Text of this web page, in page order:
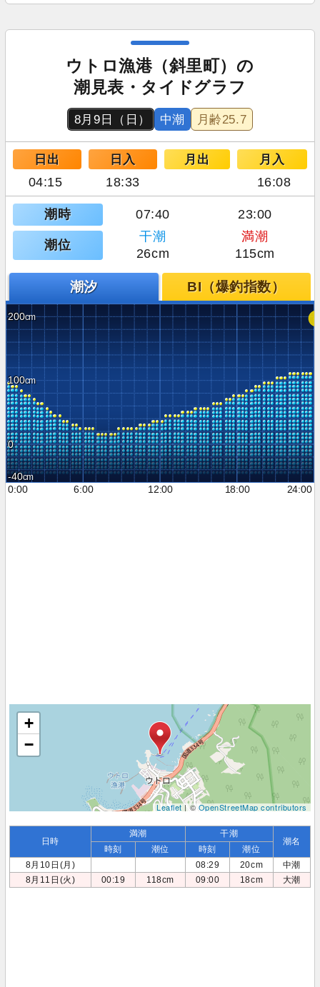
ウトロ漁港（斜里町）の
潮見表・タイドグラフ
8月9日（日） 中潮 月齢25.7
日出 日入 月出 月入
04:15 18:33 16:08
潮時 07:40 23:00
潮位
干潮
満潮
26cm
115cm
潮汐 BI（爆釣指数）
200
100
0
-40
0:00
6:00 12:00 18:00 24:00
+
−
Leaflet| ©OpenStreetMap contributors
日時
満潮 干潮
潮名
時刻 潮位 時刻
潮位
8月10日(月)
08:29 20cm
中潮
8月11日(火)
00:19 118cm 09:00 18cm 大潮